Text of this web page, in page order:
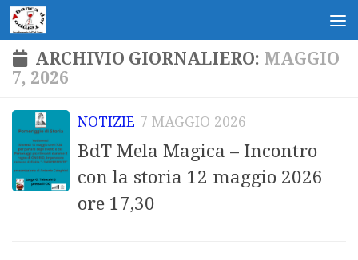
Salta al contenuto
ARCHIVIO GIORNALIERO: MAGGIO
7, 2026
NOTIZIE 7 MAGGIO 2026
BdT Mela Magica – Incontro
con la storia 12 maggio 2026
ore 17,30